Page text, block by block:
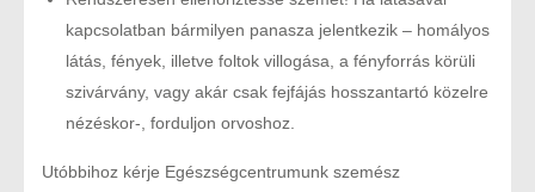
kapcsolatban bármilyen panasza jelentkezik – homályos
látás, fények, illetve foltok villogása, a fényforrás körüli
szivárvány, vagy akár csak fejfájás hosszantartó közelre
nézéskor-, forduljon orvoshoz.
Utóbbihoz kérje Egészségcentrumunk szemész